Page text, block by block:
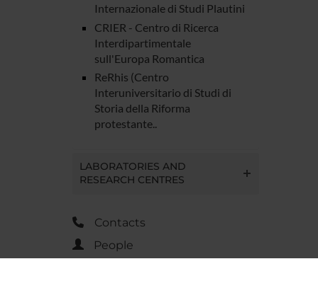
Internazionale di Studi Plautini
CRIER - Centro di Ricerca
Interdipartimentale
sull'Europa Romantica
ReRhis (Centro
Interuniversitario di Studi di
Storia della Riforma
protestante..
LABORATORIES AND
RESEARCH CENTRES
Contacts
People